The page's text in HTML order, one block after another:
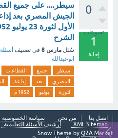
0
تصويتات
1
إجابة
سيطر.... على جميع
الجيش المصري بعد
الشرح
سُئل مارس 8 في تصنيف
ابوعبدالله
سيطر جميع القطاعات
المصري
بعد إذاعة
لثورة
يوليو 1952م
اتصل بنا من نحن سياسة الخصوصية
XML Sitemap
أرشيف الأسئلة التعليمية
Snow Theme by Q2A Market